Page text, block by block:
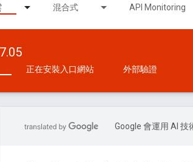
混合式 API Monitoring
正在安裝入口網站 外部驗證
Google 會運用 AI 技